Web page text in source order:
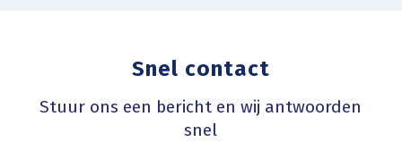
Snel contact
Stuur ons een bericht en wij antwoorden
snel